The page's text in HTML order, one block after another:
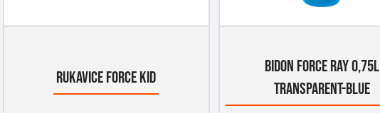
RUKAVICE FORCE KID
BIDON FORCE RAY 0,75L
TRANSPARENT-BLUE